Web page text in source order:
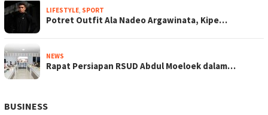
LIFESTYLE SPORT
Potret Outfit Ala Nadeo Argawinata, Kipe…
NEWS
Rapat Persiapan RSUD Abdul Moeloek dalam…
BUSINESS